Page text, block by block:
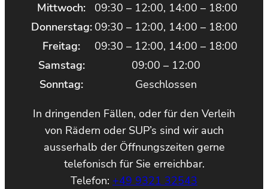
Mittwoch:
09:30 – 12:00, 14:00 – 18:00
Donnerstag: 09:30 – 12:00, 14:00 – 18:00
Freitag:
09:30 – 12:00, 14:00 – 18:00
Samstag:
09:00 – 12:00
Sonntag:
Geschlossen
In dringenden Fällen, oder für den Verleih
von Rädern oder SUP’s sind wir auch
ausserhalb der Öffnungszeiten gerne
telefonisch für Sie erreichbar.
Telefon: +49 9321 32543